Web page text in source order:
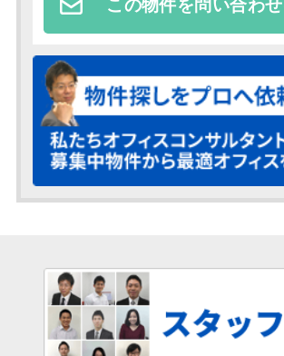
この物件を問い合わ